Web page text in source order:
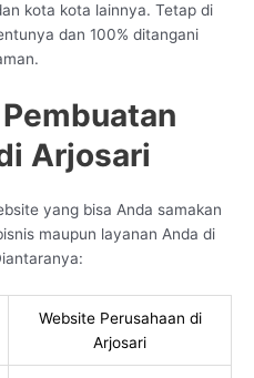
kota kota lainnya. Tetap di
dan 100% ditangani
Arjosari
yang bisa Anda samakan
maupun layanan Anda di
Website Perusahaan di
Arjosari